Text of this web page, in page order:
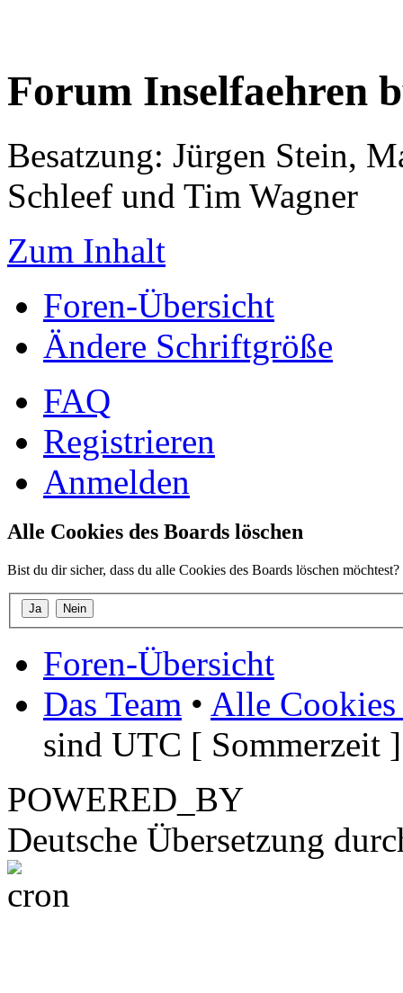
Forum Inselfaehren
Besatzung: Jürgen Stein,
Schleef und Tim Wagner
Zum Inhalt
Foren-Übersicht
Ändere Schriftgröße
FAQ
Registrieren
Anmelden
Alle Cookies des Boards löschen
Bist du dir sicher, dass du alle Cookies des Boards löschen möchtest?
Foren-Übersicht
Das Team • Alle Cookies
sind UTC [ Sommerzeit ]
POWERED_BY
Deutsche Übersetzung